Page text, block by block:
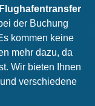
Flughafentransfer
der Buchung
kommen keine
mehr dazu, da
Wir bieten Ihnen
verschiedene